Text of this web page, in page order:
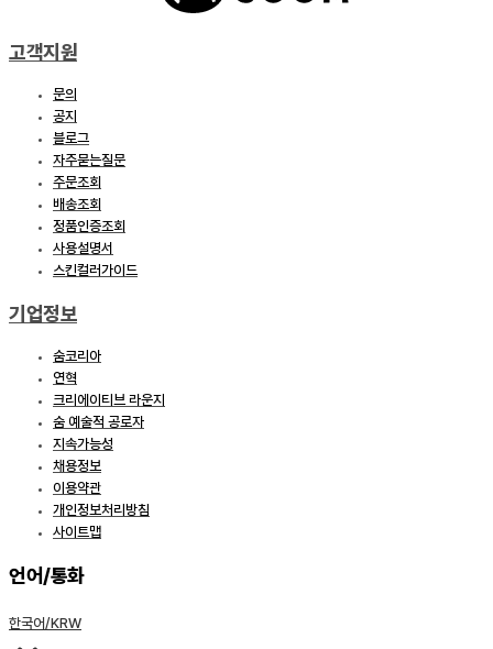
고객지원
문의
공지
블로그
자주묻는질문
주문조회
배송조회
정품인증조회
사용설명서
스킨컬러가이드
기업정보
숨코리아
연혁
크리에이티브 라운지
숨 예술적 공로자
지속가능성
채용정보
이용약관
개인정보처리방침
사이트맵
언어/통화
한국어/KRW